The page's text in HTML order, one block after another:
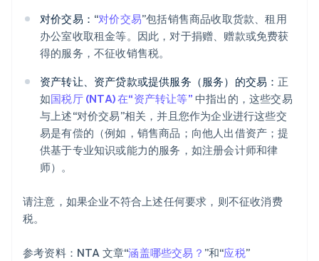
对价交易： “对价交易”包括销售商品收取货款、租用
办公室收取租金等。因此，对于捐赠、赠款或免费获
得的服务，不征收销售税。
资产转让、资产贷款或提供服务（服务）的交易： 正
如国税厅 (NTA) 在“资产转让等” 中指出的，这些交易
与上述“对价交易”相关，并且您作为企业进行这些交
易是有偿的（例如，销售商品；向他人出借资产；提
供基于专业知识或能力的服务，如注册会计师和律
师）。
请注意，如果企业不符合上述任何要求，则不征收消费
税。
参考资料：NTA 文章“涵盖哪些交易？ ”和“应税”